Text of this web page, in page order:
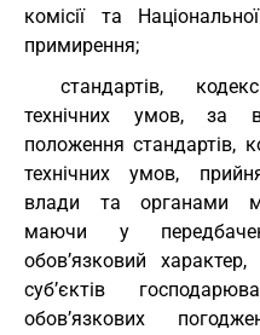
комісії та
примирення;
стандартів,
технічних умов, за
положення стандартів,
технічних умов,
влади та органами
маючи у
обов’язковий
суб’єктів
обов’язкових